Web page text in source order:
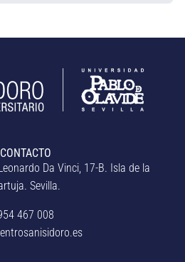
CONTACTO
Da Vinci, 17-B. Isla de la
Sevilla.
467 008